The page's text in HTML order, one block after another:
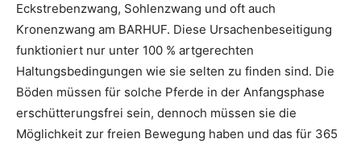
Eckstrebenzwang, Sohlenzwang und oft auch
Kronenzwang am BARHUF. Diese Ursachenbeseitigung
funktioniert nur unter 100 % artgerechten
Haltungsbedingungen wie sie selten zu finden sind. Die
Böden müssen für solche Pferde in der Anfangsphase
erschütterungsfrei sein, dennoch müssen sie die
Möglichkeit zur freien Bewegung haben und das für 365